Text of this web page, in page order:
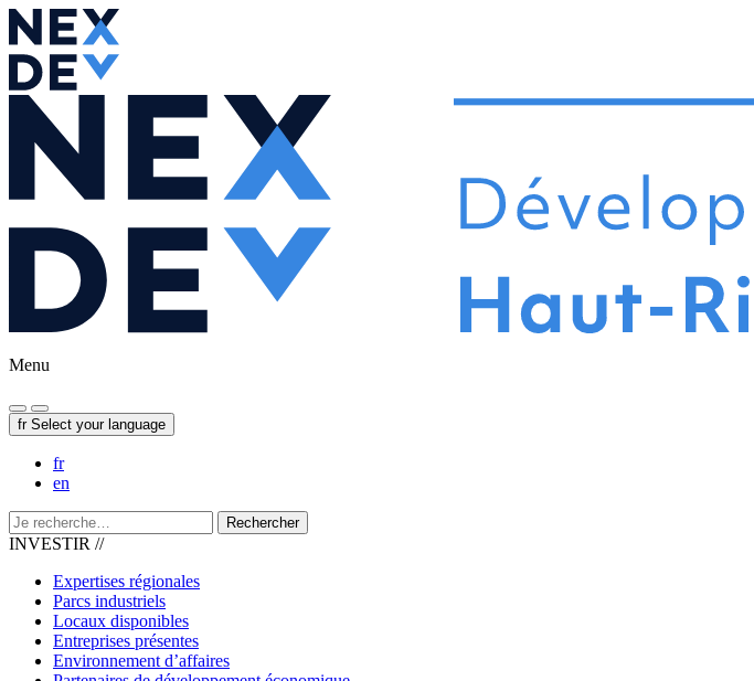
Menu
fr Select your language
fr
en
Rechercher
INVESTIR //
Expertises régionales
Parcs industriels
Locaux disponibles
Entreprises présentes
Environnement d’affaires